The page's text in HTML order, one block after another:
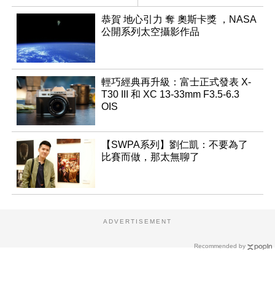
哪一台？
變焦鏡頭
恭賀 地心引力 奪 奧斯卡獎 ，NASA
公開系列太空攝影作品
輕巧經典再升級：富士正式發表 X-
T30 III 和 XC 13-33mm F3.5-6.3
OIS
【SWPA系列】劉仁凱：不要為了
比賽而做，那太無聊了
Recommended by
ADVERTISEMENT